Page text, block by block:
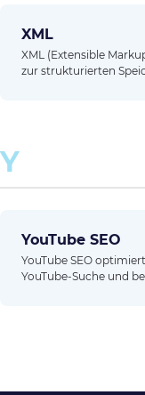
XML
XML (Extensible
zur strukturierten
Y
YouTube SEO
YouTube SEO
YouTube-Suche und